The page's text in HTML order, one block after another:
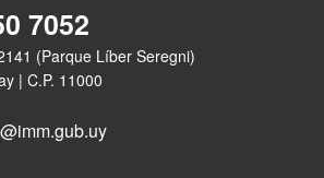
7052
(Parque Líber Seregni)
| C.P. 11000